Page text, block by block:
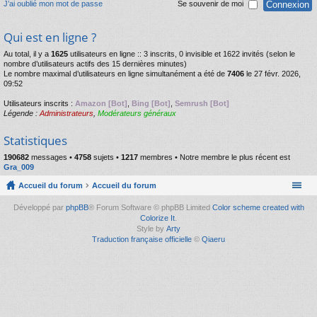
J’ai oublié mon mot de passe Se souvenir de moi
Qui est en ligne ?
Au total, il y a 1625 utilisateurs en ligne :: 3 inscrits, 0 invisible et 1622 invités (selon le
nombre d’utilisateurs actifs des 15 dernières minutes)
Le nombre maximal d’utilisateurs en ligne simultanément a été de 7406 le 27 févr. 2026,
09:52
Utilisateurs inscrits : Amazon [Bot] Bing [Bot] Semrush [Bot]
Légende : Administrateurs Modérateurs généraux
Statistiques
190682 messages • 4758 sujets • 1217 membres • Notre membre le plus récent est
Gra_009
Accueil du forum Accueil du forum
Développé par phpBB® Forum Software © phpBB Limited Color scheme created with
Colorize It.
Style by Arty
Traduction française officielle © Qiaeru